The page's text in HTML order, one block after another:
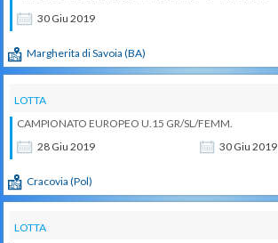
30 Giu 2019
Margherita di Savoia (BA)
LOTTA
28 Giu 2019 30 Giu 2019
CAMPIONATO EUROPEO U.15 GR/SL/FEMM.
Cracovia (Pol)
LOTTA